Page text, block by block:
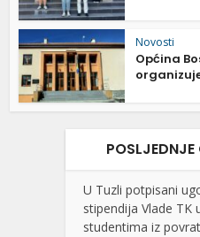
Novosti
Općina
U Tuzli potpisani
stipendija Vlade TK
studentima iz